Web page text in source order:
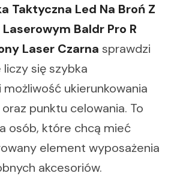
Taktyczna Led Na Broń Z
Baldr Pro R
Laser Czarna sprawdzi
się szybka
ukierunkowania
oraz punktu celowania. To
osób, które chcą mieć
element wyposażenia
akcesoriów.